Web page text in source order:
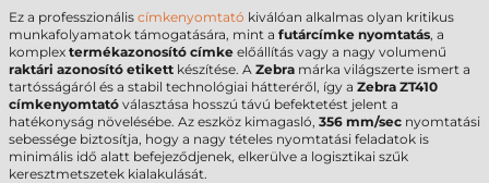
Ez a professzionális címkenyomtató kiválóan alkalmas olyan kritikus
munkafolyamatok támogatására, mint a futárcímke nyomtatás, a
komplex termékazonosító címke előállítás vagy a nagy volumenű
raktári azonosító etikett készítése. A Zebra márka világszerte ismert a
tartósságáról és a stabil technológiai hátteréről, így a Zebra ZT410
címkenyomtató választása hosszú távú befektetést jelent a
hatékonyság növelésébe. Az eszköz kimagasló, 356 mm/sec nyomtatási
sebessége biztosítja, hogy a nagy tételes nyomtatási feladatok is
minimális idő alatt befejeződjenek, elkerülve a logisztikai szűk
keresztmetszetek kialakulását.